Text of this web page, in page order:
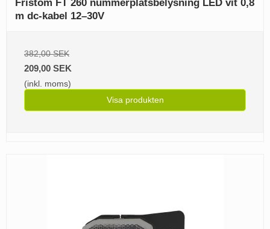
Fristom FT 260 nummerplåtsbelysning LED vit 0,8
m dc-kabel 12–30V
382,00 SEK
209,00 SEK
(inkl. moms)
Visa produkten